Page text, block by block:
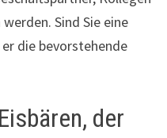
Sind Sie eine
die bevorstehende
der